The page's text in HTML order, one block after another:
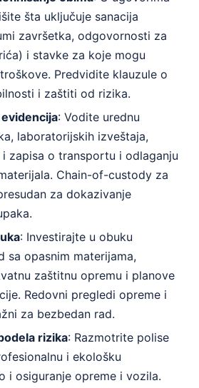
šta uključuje sanacija
završetka, odgovornosti za
i stavke za koje mogu
Predvidite klauzule o
i zaštiti od rizika.
: Vodite urednu
laboratorijskih izveštaja,
zapisa o transportu i odlaganju
Chain-of-custody za
za dokazivanje
: Investirajte u obuku
sa opasnim materijama,
zaštitnu opremu i planove
Redovni pregledi opreme i
za bezbedan rad.
rizika: Razmotrite polise
i ekološku
i osiguranje opreme i vozila.